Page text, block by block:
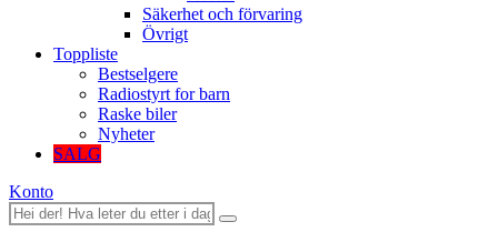
Säkerhet och förvaring
Övrigt
Toppliste
Bestselgere
Radiostyrt for barn
Raske biler
Nyheter
SALG
Konto